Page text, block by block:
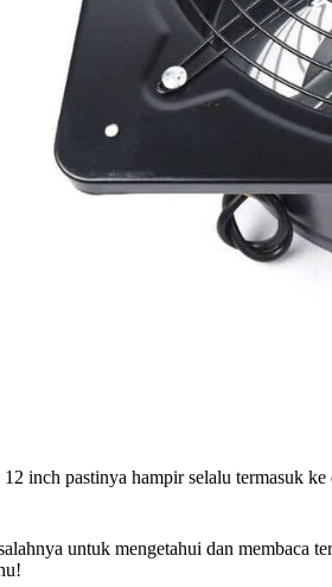
inch pastinya hampir selalu termasuk
untuk mengetahui dan